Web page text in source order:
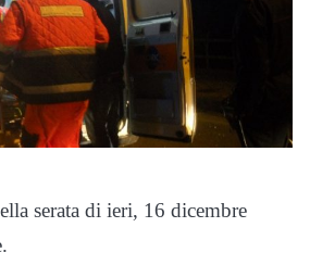
serata di ieri, 16 dicembre